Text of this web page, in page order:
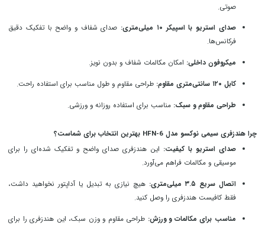
صوتی.
صدای استریو با اسپیکر ۱۰ میلی‌متری:
صدای شفاف و واضح با تفکیک دقیق
فرکانس‌ها.
میکروفون داخلی: امکان مکالمات شفاف و بدون نویز.
کابل ۱۲۰ سانتی‌متری مقاوم:
طراحی مقاوم و طول مناسب برای استفاده راحت.
طراحی مقاوم و سبک: مناسب برای استفاده روزانه و ورزشی.
چرا هندزفری سیمی نوکسو مدل HFN-6 بهترین انتخاب برای شماست؟
صدای استریو با کیفیت: این هندزفری صدای واضح و تفکیک شده‌ای را برای
موسیقی و مکالمات فراهم می‌آورد.
اتصال سریع ۳.۵ میلی‌متری:
هیچ نیازی به تبدیل یا آداپتور نخواهید داشت،
فقط کافیست هندزفری را وصل کنید.
مناسب برای مکالمات و ورزش: طراحی مقاوم و وزن سبک، این هندزفری را برای